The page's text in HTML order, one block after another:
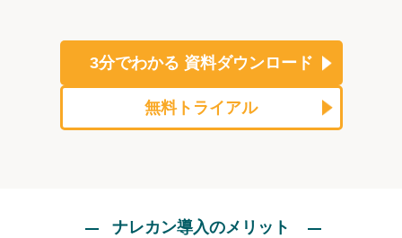
3分でわかる 資料ダウンロード
無料トライアル
ナレカン導入のメリット